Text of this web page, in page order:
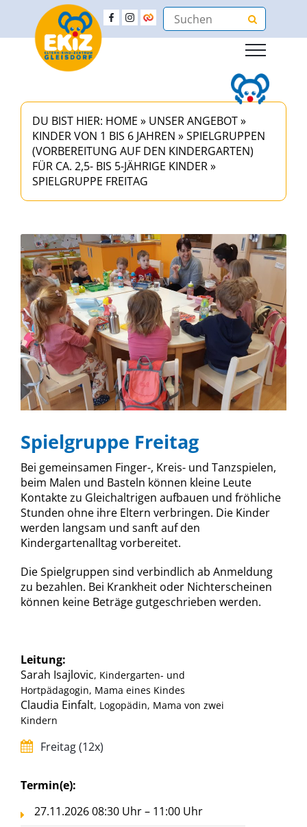
DU BIST HIER: HOME » UNSER ANGEBOT»
KINDER VON 1 BIS 6 JAHREN »SPIELGRUPPEN
(VORBEREITUNG AUF DEN KINDERGARTEN)
FÜR CA. 2,5- BIS 5-JÄHRIGE KINDER»
SPIELGRUPPE FREITAG
Spielgruppe Freitag
Bei gemeinsamen Finger-, Kreis- und Tanzspielen,
beim Malen und Basteln können kleine Leute
Kontakte zu Gleichaltrigen aufbauen und fröhliche
Stunden ohne ihre Eltern verbringen. Die Kinder
werden langsam und sanft auf den
Kindergartenalltag vorbereitet.
Die Spielgruppen sind verbindlich ab Anmeldung
zu bezahlen. Bei Krankheit oder Nichterscheinen
können keine Beträge gutgeschrieben werden.
Leitung:
Sarah Isajlovic, Kindergarten- und
Hortpädagogin, Mama eines Kindes
Claudia Einfalt, Logopädin, Mama von zwei
Kindern
Freitag (12x)
Termin(e):
27.11.2026 08:30 Uhr – 11:00 Uhr